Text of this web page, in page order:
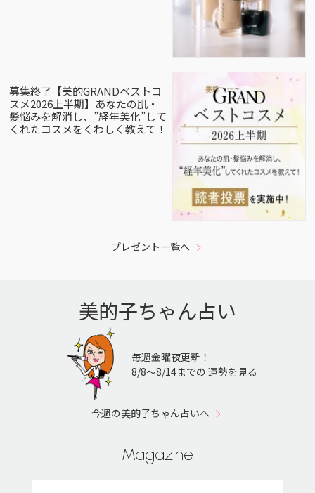
募集終了【美的GRANDベストコ
スメ2026上半期】あなたの肌・
髪悩みを解消し、”経年美化”して
くれたコスメをくわしく教えて！
プレゼント一覧へ
美的子ちゃん占い
毎週金曜夜更新！
8/8〜8/14までの 運勢を見る
今週の美的子ちゃん占いへ
Magazine